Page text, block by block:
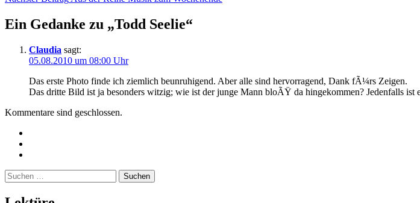
Ein Gedanke zu „Todd Seelie“
Claudia sagt:
05.08.2010 um 08:00 Uhr
Das erste Photo finde ich ziemlich beunruhigend. Aber alle sind hervorragend, Dank fÃ¼rs Zeigen.
Das dritte Bild ist ja besonders witzig; wie ist der junge Mann bloÃŸ da hingekommen? Jedenfalls ist
Kommentare sind geschlossen.
Suchen
nach: